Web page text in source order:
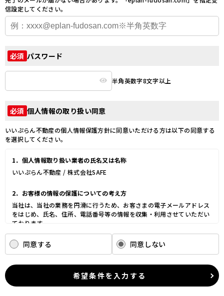
信設定してください。
必須 パスワード
半角英数字8文字以上
必須 個人情報の取り扱い同意
いいぷらん不動産の個人情報保護方針に同意いただける方は以下の同意する
を選択してください。
1．個人情報取り扱い業者の氏名又は名称
いいぷらん不動産 / 株式会社SAFE
2．お客様の情報の保護についての考え方
当社は、当社の業務を円滑に行うため、お客さまの電子メールアドレス
をはじめ、氏名、住所、電話番号等の情報を収集・利用させていただい
ております。
当社は、これらのお客さまの個人情報（以下「お客さま情報」といいま
す。）の適正な保護を重大な責務と認識し、この責務を果たすために、
次の方針の下でお客さま情報を取り扱います。
(1) お客さま情報に適用される個人情報の保護に関する法律その他の関
係法令を遵守し、適切に取り扱います。また、適宜取扱いの改善に努め
同意する 同意しない
希望条件を入力する